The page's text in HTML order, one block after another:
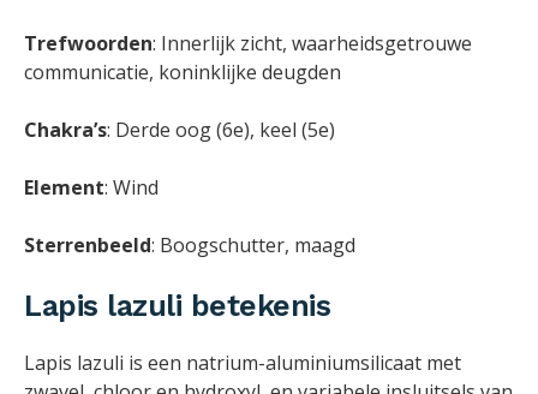
Trefwoorden: Innerlijk zicht, waarheidsgetrouwe
communicatie, koninklijke deugden
Chakra’s: Derde oog (6e), keel (5e)
Element: Wind
Sterrenbeeld: Boogschutter, maagd
Lapis lazuli betekenis
Lapis lazuli is een natrium-aluminiumsilicaat met